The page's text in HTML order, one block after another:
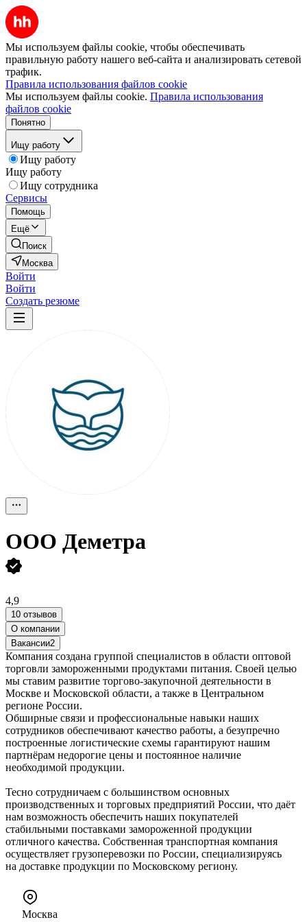
Мы используем файлы cookie, чтобы обеспечивать
правильную работу нашего веб-сайта и анализировать сетевой
трафик.
Правила использования файлов cookie
Мы используем файлы cookie. Правила использования
файлов cookie
Понятно
Ищу работу
Ищу работу
Ищу работу
Ищу сотрудника
Сервисы
Помощь
Ещё
Поиск
Москва
Войти
Войти
Создать резюме
ООО Деметра
4,9
10 отзывов
О компании
Вакансии2
Компания создана группой специалистов в области оптовой
торговли замороженными продуктами питания. Своей целью
мы ставим развитие торгово-закупочной деятельности в
Москве и Московской области, а также в Центральном
регионе России.
Обширные связи и профессиональные навыки наших
сотрудников обеспечивают качество работы, а безупречно
построенные логистические схемы гарантируют нашим
партнёрам недорогие цены и постоянное наличие
необходимой продукции.
Тесно сотрудничаем с большинством основных
производственных и торговых предприятий России, что даёт
нам возможность обеспечить наших покупателей
стабильными поставками замороженной продукции
отличного качества. Собственная транспортная компания
осуществляет грузоперевозки по России, специализируясь
на доставке продукции по Московскому региону.
Москва